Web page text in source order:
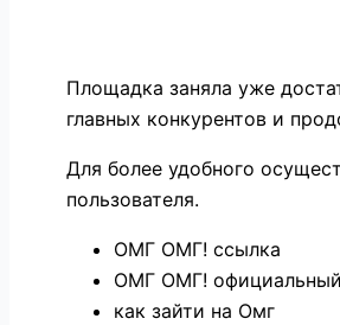
Площадка заняла уже
главных конкурентов и
Для более удобного
пользователя.
ОМГ ОМГ! ссылка
ОМГ ОМГ! официальный
как зайти на Омг